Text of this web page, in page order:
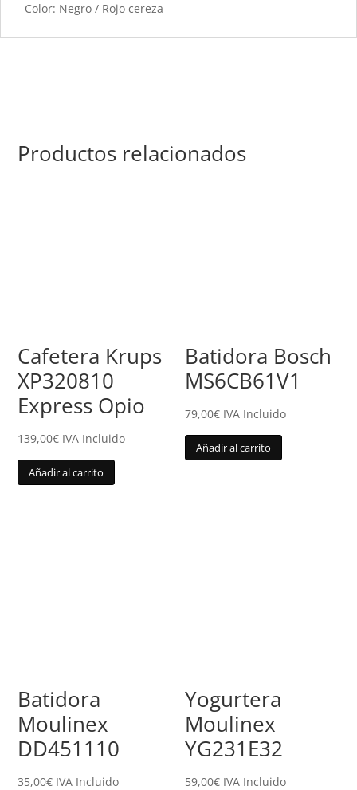
Color: Negro / Rojo cereza
Productos relacionados
Cafetera Krups
XP320810
Express Opio
139,00€ IVA Incluido
Añadir al carrito
Batidora Bosch
MS6CB61V1
79,00€ IVA Incluido
Añadir al carrito
Batidora
Moulinex
DD451110
35,00€ IVA Incluido
Yogurtera
Moulinex
YG231E32
59,00€ IVA Incluido